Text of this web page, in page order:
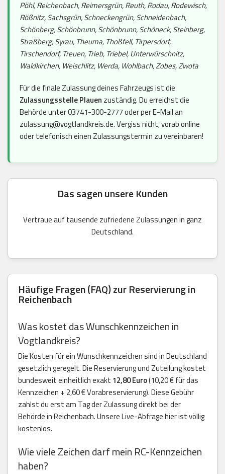
Pöhl, Reichenbach, Reimersgrün, Reuth, Rodau, Rodewisch,
Rößnitz, Sachsgrün, Schneckengrün, Schneidenbach,
Schönberg, Schönbrunn, Schönbrunn, Schöneck, Steinberg,
Straßberg, Syrau, Theuma, Thoßfell, Tirpersdorf,
Tirschendorf, Treuen, Trieb, Triebel, Unterwürschnitz,
Waldkirchen, Weischlitz, Werda, Wohlbach, Zobes, Zwota
Für die finale Zulassung deines Fahrzeugs ist die
Zulassungsstelle Plauen zuständig. Du erreichst die
Behörde unter 03741-300-2777 oder per E-Mail an
zulassung@vogtlandkreis.de. Vergiss nicht, vorab online
oder telefonisch einen Zulassungstermin zu vereinbaren!
Das sagen unsere Kunden
Vertraue auf tausende zufriedene Zulassungen in ganz
Deutschland.
Häufige Fragen (FAQ) zur Reservierung in
Reichenbach
Was kostet das Wunschkennzeichen in
Vogtlandkreis?
Die Kosten für ein Wunschkennzeichen sind in Deutschland
gesetzlich geregelt. Die Reservierung und Zuteilung kostet
bundesweit einheitlich exakt 12,80 Euro(10,20 € für das
Kennzeichen + 2,60 € Vorabreservierung). Diese Gebühr
zahlst du erst am Tag der Zulassung direkt bei der
Behörde in Reichenbach. Unsere Live-Abfrage hier ist völlig
kostenlos.
Wie viele Zeichen darf mein RC-Kennzeichen
haben?